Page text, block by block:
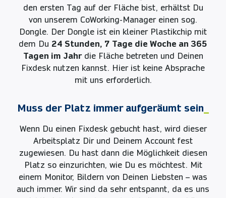
den ersten Tag auf der Fläche bist, erhältst Du
von unserem CoWorking-Manager einen sog.
Dongle. Der Dongle ist ein kleiner Plastikchip mit
dem Du 24 Stunden, 7 Tage die Woche an 365
Tagen im Jahrdie Fläche betreten und Deinen
Fixdesk nutzen kannst. Hier ist keine Absprache
mit uns erforderlich.
Muss der Platz immer aufgeräumt sein
Wenn Du einen Fixdesk gebucht hast, wird dieser
Arbeitsplatz Dir und Deinem Account fest
zugewiesen. Du hast dann die Möglichkeit diesen
Platz so einzurichten, wie Du es möchtest. Mit
einem Monitor, Bildern von Deinen Liebsten – was
auch immer. Wir sind da sehr entspannt, da es uns